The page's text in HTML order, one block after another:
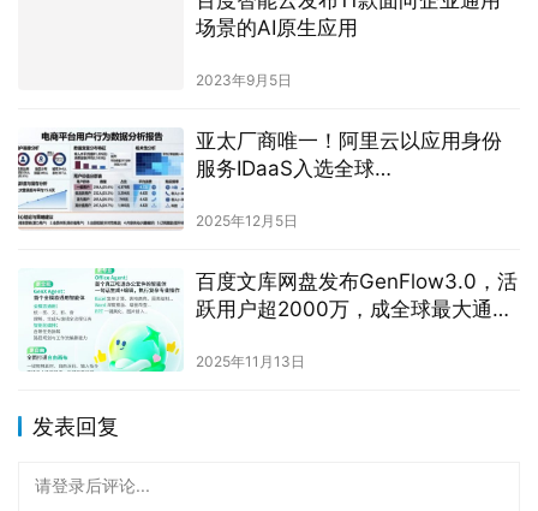
场景的AI原生应用
2023年9月5日
亚太厂商唯一！阿里云以应用身份
服务IDaaS入选全球
力象限
2025年12月5日
百度文库网盘发布GenFlow3.0，活
跃用户超2000万，成全球最大通用
2025年11月13日
发表回复
请登录后评论...